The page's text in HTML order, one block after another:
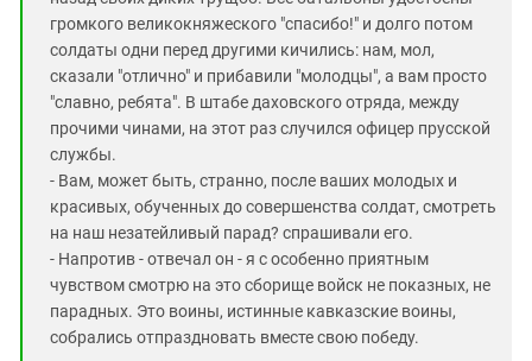
громкого великокняжеского "спасибо!" и долго потом
солдаты одни перед другими кичились: нам, мол,
сказали "отлично" и прибавили "молодцы", а вам просто
"славно, ребята". В штaбе даховского отряда, между
прочими чинами, на этот раз случился офицер прусской
службы.
- Вам, может быть, странно, после ваших молодых и
красивых, обученных до совершенства солдат, смотреть
на наш незатейливый парад? спрашивали его.
- Напротив - отвечал он - я с особенно приятным
чувством смотрю на это сборище войск не показных, не
парадных. Это воины, истинные кавказские воины,
собрались отпраздновать вместе свою победу.